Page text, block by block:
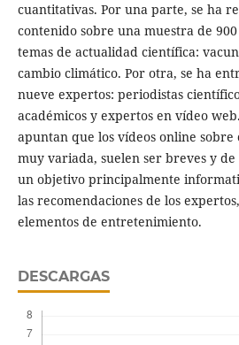
cuantitativas. Por una parte, se ha
contenido sobre una muestra de
temas de actualidad científica:
cambio climático. Por otra, se ha
nueve expertos: periodistas
académicos y expertos en vídeo
apuntan que los vídeos online
muy variada, suelen ser breves y
un objetivo principalmente
las recomendaciones de los
elementos de entretenimiento.
DESCARGAS